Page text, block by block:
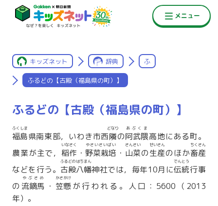
キッズネット 辞典 ふ
ふるどの【古殿（福島県の町）】
ふるどの【古殿（福島県の町）】
福島
ふくしま
県南東部，いわき市西隣
どなり
の阿武隈
あぶくま
高地にある町。
農業が主で， 稲作
いなさく
・ 野菜栽培
やさいさいばい
・ 山菜
さんさい
の生産
せいさん
のほか畜産
ちくさん
などを行う。 古殿八幡
ふるどのはちまん
神社では，毎年10月に伝統
でんとう
行事
の流鏑馬
やぶさめ
・ 笠懸
かさがけ
が行われる。人口：5600（2013
年）。